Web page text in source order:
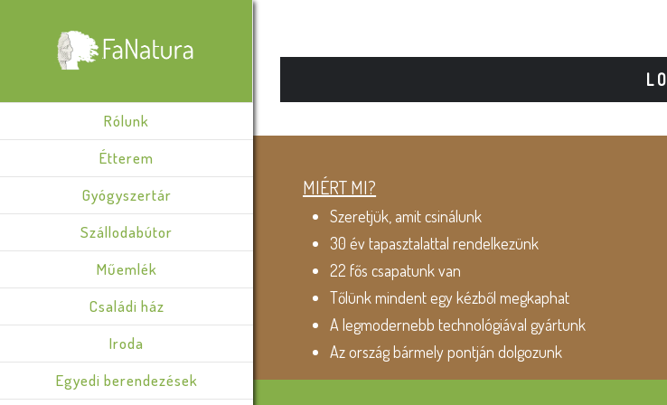
Rólunk
Étterem
Gyógyszertár
Szállodabútor
Műemlék
Családi ház
Iroda
Egyedi berendezések
MIÉRT MI?
Szeretjük, amit csinálunk
30 év tapasztalattal rendelkezünk
22 fős csapatunk van
Tőlünk mindent egy kézből megkaphat
A legmodernebb technológiával gyártunk
Az ország bármely pontján dolgozunk